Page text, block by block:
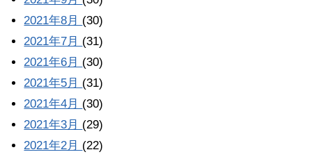
2021年8月 (30)
2021年7月 (31)
2021年6月 (30)
2021年5月 (31)
2021年4月 (30)
2021年3月 (29)
2021年2月 (22)